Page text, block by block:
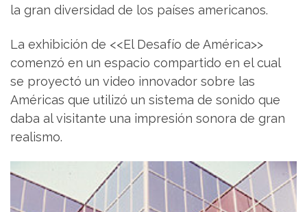
la gran diversidad de los países americanos.
La exhibición de <<El Desafío de América>>
comenzó en un espacio compartido en el cual
se proyectó un video innovador sobre las
Américas que utilizó un sistema de sonido que
daba al visitante una impresión sonora de gran
realismo.